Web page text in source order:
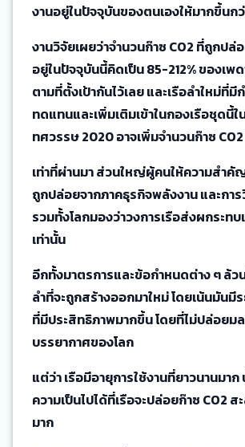
งานอยู่ในปัจจุบันของตนเองให้มากขึ้นก
งานวิจัยเผยว่าจำนวนก๊าซ CO2 ที่ถูกปล่
อยู่ในปัจจุบันนี้คิดเป็น 85-212% ของเพ
ตามที่ตั้งเป้ากันไว้เลย และเรือลำใหม่ที่
ทดแทนและเพิ่มเติมเข้าในกองเรือชุดนี้
ทศวรรษ 2020 อาจเพิ่มจำนวนก๊าซ
เท่าที่ผ่านมา ส่วนใหญ่ผู้คนให้ความสำคั
ถูกปล่อยจากภาคธุรกิจพลังงาน และการ
รวมทั้งโลกมองว่าวงการเรือส่งผกระท
เท่านั้น
อีกทั้งมาตรการและข้อกำหนดต่าง ๆ ล้ว
ลำที่จะถูกสร้างออกมาใหม่ โดยเน้นมันมี
ที่มีประสิทธิภาพมากขึ้น โดยที่ไม่ปล่อย
บรรยากาศของโลก
แต่ว่า เรือมีอายุการใช้งานที่ยาวนานมาก
ความเป็นไปได้ที่เรือจะปล่อยก๊าซ CO2
มาก